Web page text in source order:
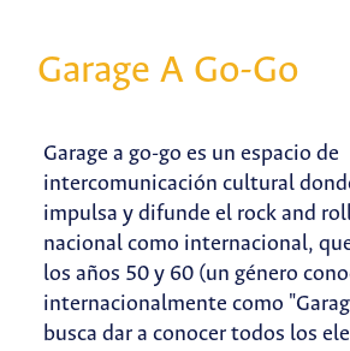
Garage A Go-Go
Garage a go-go es un espacio de
intercomunicación cultural
impulsa y difunde el rock and
nacional como internacional,
los años 50 y 60 (un género
internacionalmente como
busca dar a conocer todos los